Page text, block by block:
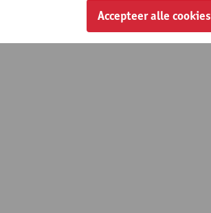
Accepteer alle cookies